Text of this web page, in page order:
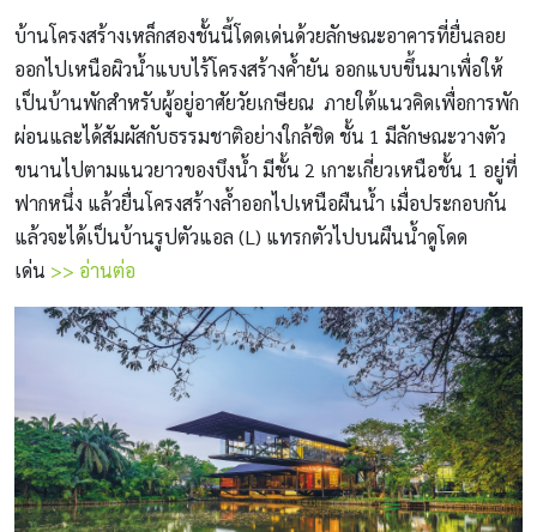
บ้านโครงสร้างเหล็กสองชั้นนี้โดดเด่นด้วยลักษณะอาคารที่ยื่นลอย
ออกไปเหนือผิวน้ำแบบไร้โครงสร้างค้ำยัน ออกแบบขึ้นมาเพื่อให้
เป็นบ้านพักสำหรับผู้อยู่อาศัยวัยเกษียณ ภายใต้แนวคิดเพื่อการพัก
ผ่อนและได้สัมผัสกับธรรมชาติอย่างใกล้ชิด ชั้น 1 มีลักษณะวางตัว
ขนานไปตามแนวยาวของบึงน้ำ มีชั้น 2 เกาะเกี่ยวเหนือชั้น 1 อยู่ที่
ฟากหนึ่ง แล้วยื่นโครงสร้างล้ำออกไปเหนือผืนน้ำ เมื่อประกอบกัน
แล้วจะได้เป็นบ้านรูปตัวแอล (L) แทรกตัวไปบนผืนน้ำดูโดด
เด่น >> อ่านต่อ